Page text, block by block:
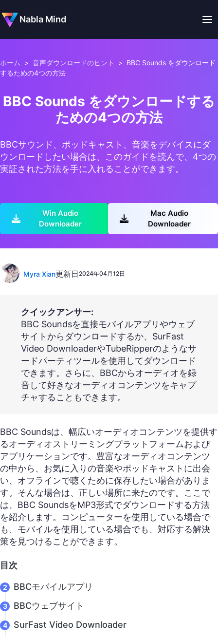
Nabla Mind
ホーム > 音声ダウンロードのヒント > BBC Sounds をダウンロード
するための4つの方法
BBC Sounds をダウンロードする
ための4つの方法
BBCサウンド、ポッドキャスト、音楽をデバイスにダ
ウンロードしたい場合は、このガイドを読んで、4つの
実証された方法を手に入れることができます。
Win Audio
Downloader
Mac Audio
Downloader
Myra Xian更新日2024年04月12日
クイックアンサー:
BBC Soundsを直接モバイルアプリやウェブ
サイトからダウンロードするか、SurFast
Video DownloaderやTubeRipperのようなサ
ードパーティツールを使用してダウンロード
できます。さらに、BBCからオーディオを録
音して好きなオーディオコンテンツをキャプ
チャすることもできます。
BBC Soundsは、幅広いオーディオコンテンツを提供す
るオーディオストリーミングプラットフォームおよび
アプリケーションです。豊富なオーディオコンテンツ
の中から、お気に入りの音楽やポッドキャストに出会
い、オフラインで聴くために保存したい場合がありま
す。そんな場合は、正しい場所に来たのです。ここで
は、BBC SoundsをMP3形式でダウンロードする方法
を紹介します。コンピューターを使用している場合で
も、モバイルを使用している場合でも、対応する解決
策を見つけることができます。
目次
BBCモバイルアプリ
BBCウェブサイト
SurFast Video Downloader